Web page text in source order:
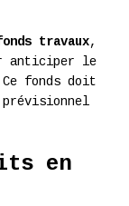
travaux,
anticiper le
fonds doit
prévisionnel
en